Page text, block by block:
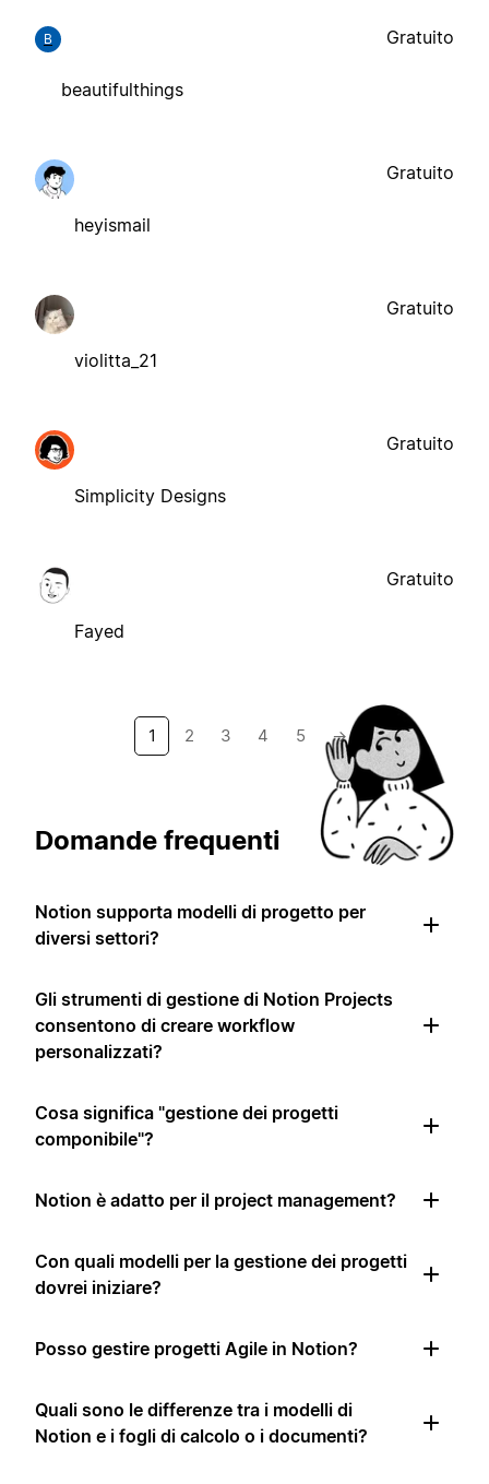
B
beautifulthings
Gratuito
heyismail
Gratuito
violitta_21
Gratuito
Simplicity Designs
Gratuito
Fayed
Gratuito
1 2 3 4 5 →
Domande frequenti
Notion supporta modelli di progetto per
diversi settori?
Gli strumenti di gestione di Notion Projects
consentono di creare workflow
personalizzati?
Cosa significa "gestione dei progetti
componibile"?
Notion è adatto per il project management?
Con quali modelli per la gestione dei progetti
dovrei iniziare?
Posso gestire progetti Agile in Notion?
Quali sono le differenze tra i modelli di
Notion e i fogli di calcolo o i documenti?